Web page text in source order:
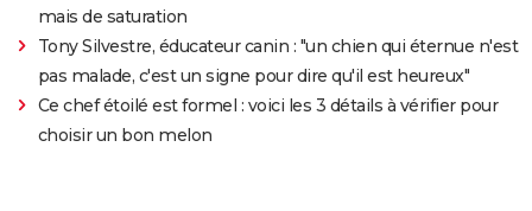
mais de saturation
Tony Silvestre, éducateur canin : "un chien qui éternue n'est
pas malade, c'est un signe pour dire qu'il est heureux"
Ce chef étoilé est formel : voici les 3 détails à vérifier pour
choisir un bon melon